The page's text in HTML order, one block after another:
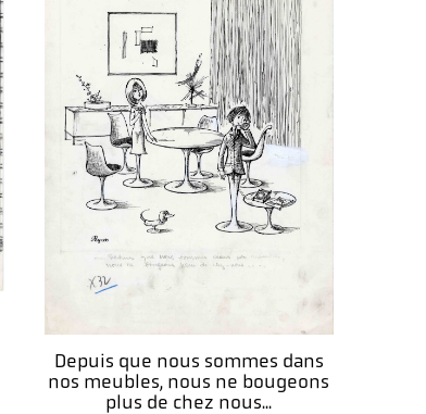
Depuis que nous sommes dans
nos meubles, nous ne bougeons
plus de chez nous...